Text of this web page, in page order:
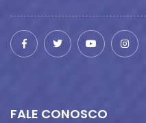
FALE CONOSCO